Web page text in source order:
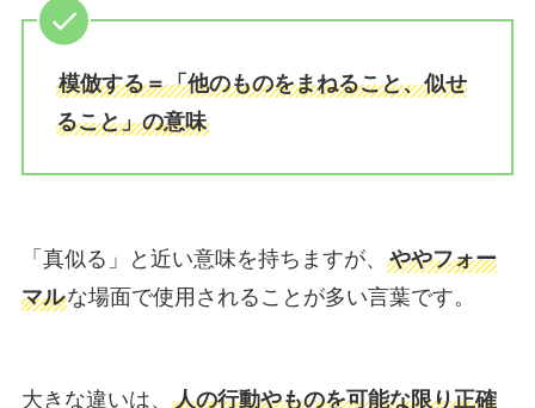
模倣する＝「他のものをまねること、似せ
ること」の意味
「真似る」と近い意味を持ちますが、 ややフォー
マルな場面で使用されることが多い言葉です。
大きな違いは、 人の行動やものを可能な限り正確